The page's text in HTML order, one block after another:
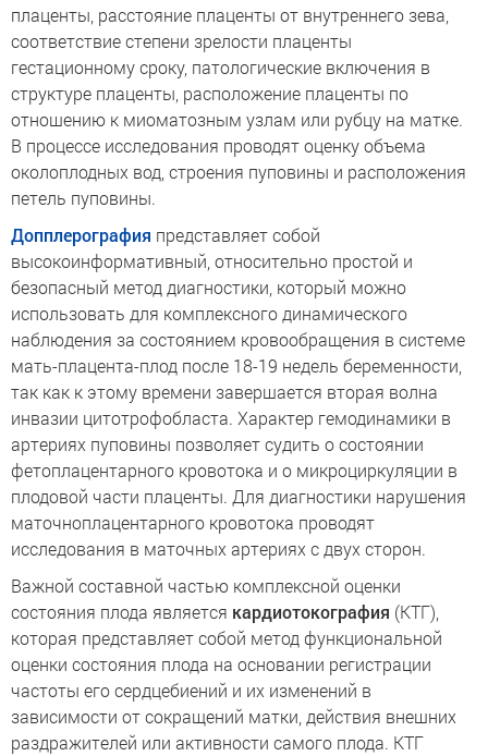
плаценты, расстояние плаценты от внутреннего зева,
соответствие степени зрелости плаценты
гестационному сроку, патологические включения в
структуре плаценты, расположение плаценты по
отношению к миоматозным узлам или рубцу на матке.
В процессе исследования проводят оценку объема
околоплодных вод, строения пуповины и расположения
петель пуповины.
Допплерография представляет собой
высокоинформативный, относительно простой и
безопасный метод диагностики, который можно
использовать для комплексного динамического
наблюдения за состоянием кровообращения в системе
мать-плацента-плод после 18-19 недель беременности,
так как к этому времени завершается вторая волна
инвазии цитотрофобласта. Характер гемодинамики в
артериях пуповины позволяет судить о состоянии
фетоплацентарного кровотока и о микроциркуляции в
плодовой части плаценты. Для диагностики нарушения
маточноплацентарного кровотока проводят
исследования в маточных артериях с двух сторон.
Важной составной частью комплексной оценки
состояния плода является кардиотокография (КТГ),
которая представляет собой метод функциональной
оценки состояния плода на основании регистрации
частоты его сердцебиений и их изменений в
зависимости от сокращений матки, действия внешних
раздражителей или активности самого плода. КТГ